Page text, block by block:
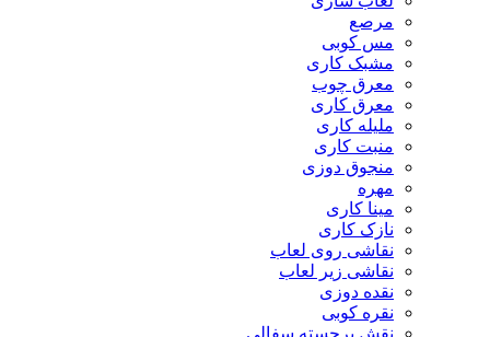
مرصع
مس کوبی
مشبک کاری
معرق چوب
معرق کاری
مليله کاری
منبت کاری
منجوق دوزی
مهره
مینا کاری
نازک کاری
نقاشی روی لعاب
نقاشی زیر لعاب
نقده دوزی
نقره کوبی